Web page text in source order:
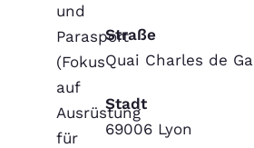
und
Parasport
(Fokus
auf
Ausrüstung
für
Straße
Quai Charles de
Stadt
69006 Lyon